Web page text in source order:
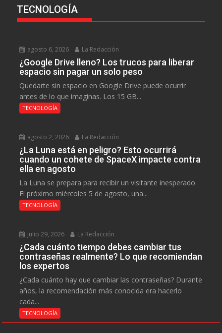
TECNOLOGÍA
agosto 6, 2026 La Redacción
¿Google Drive lleno? Los trucos para liberar
espacio sin pagar un solo peso
Quedarte sin espacio en Google Drive puede ocurrir
antes de lo que imaginas. Los 15 GB...
TECNOLOGÍA
agosto 2, 2026 La Redacción
¿La Luna está en peligro? Esto ocurrirá
cuando un cohete de SpaceX impacte contra
ella en agosto
La Luna se prepara para recibir un visitante inesperado.
El próximo miércoles 5 de agosto, una...
TECNOLOGÍA
julio 29, 2026 La Redacción
¿Cada cuánto tiempo debes cambiar tus
contraseñas realmente? Lo que recomiendan
los expertos
¿Cada cuánto hay que cambiar las contraseñas? Durante
años, la recomendación más conocida era hacerlo
cada...
TECNOLOGÍA